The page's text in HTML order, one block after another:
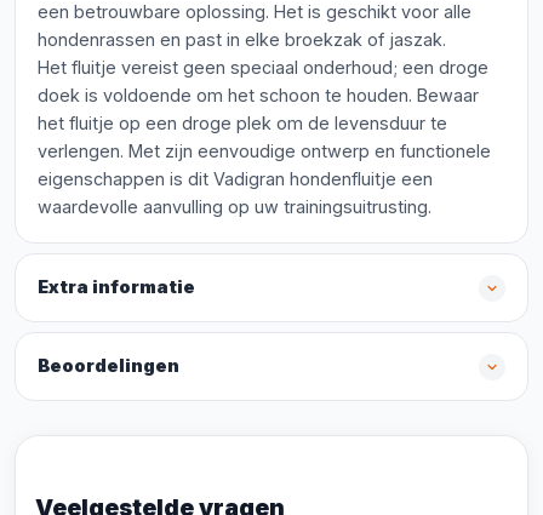
een betrouwbare oplossing. Het is geschikt voor alle
hondenrassen en past in elke broekzak of jaszak.
Het fluitje vereist geen speciaal onderhoud; een droge
doek is voldoende om het schoon te houden. Bewaar
het fluitje op een droge plek om de levensduur te
verlengen. Met zijn eenvoudige ontwerp en functionele
eigenschappen is dit Vadigran hondenfluitje een
waardevolle aanvulling op uw trainingsuitrusting.
Extra informatie
Beoordelingen
Veelgestelde vragen